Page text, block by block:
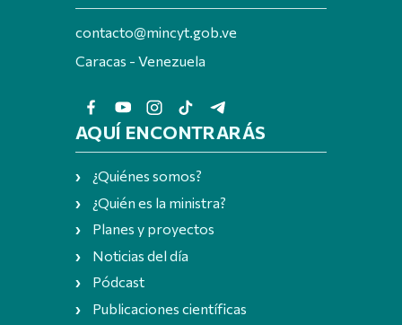
contacto@mincyt.gob.ve
Caracas - Venezuela
AQUÍ ENCONTRARÁS
¿Quiénes somos?
¿Quién es la ministra?
Planes y proyectos
Noticias del día
Pódcast
Publicaciones científicas